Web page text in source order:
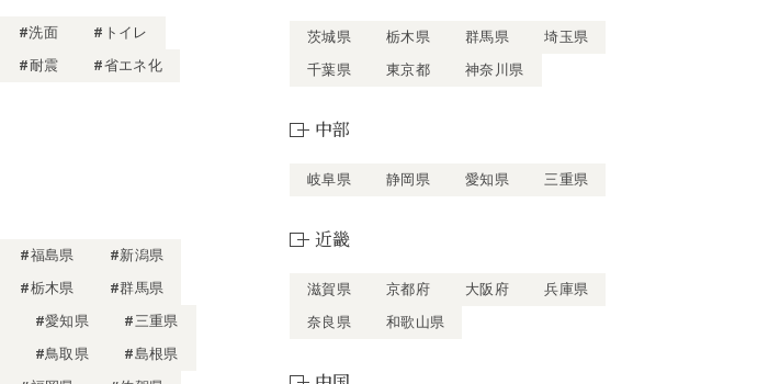
#洗面
#トイレ
#耐震 #省エネ化
#福島県
#新潟県
#栃木県
#群馬県
#愛知県
#三重県
#鳥取県
#島根県
茨城県 栃木県 群馬県
埼玉県
千葉県
東京都 神奈川県
中部
岐阜県 静岡県 愛知県 三重県
近畿
滋賀県 京都府 大阪府
兵庫県
奈良県
和歌山県